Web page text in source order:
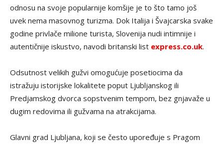
odnosu na svoje popularnije komšije je to što tamo još
uvek nema masovnog turizma. Dok Italija i Švajcarska svake
godine privlače milione turista, Slovenija nudi intimnije i
autentičnije iskustvo, navodi britanski list express.co.uk.
Odsutnost velikih gužvi omogućuje posetiocima da
istražuju istorijske lokalitete poput Ljubljanskog ili
Predjamskog dvorca sopstvenim tempom, bez gnjavaže u
dugim redovima ili gužvama na atrakcijama.
Glavni grad Ljubljana, koji se često upoređuje s Pragom